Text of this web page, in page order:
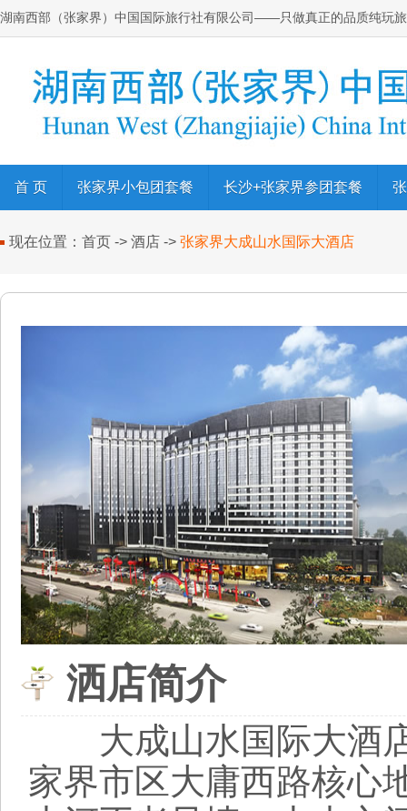
湖南西部（张家界）中国国际旅行社有限公司——只做真正的品质纯玩
首 页 张家界小包团套餐 长沙+张家界参团套餐
现在位置： 首页 -> 酒店 -> 张家界大成山水国际大酒店
洒店简介
大成山水国际大酒店
家界市区大庸西路核心